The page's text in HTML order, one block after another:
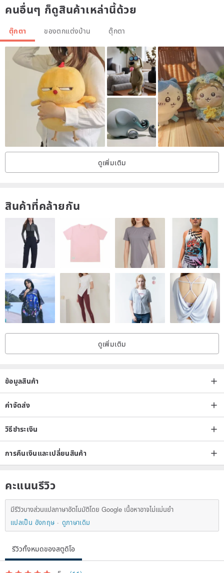
en.pinkoi.com/store/shopfashiondoll...
คนอื่นๆ ก็ดูสินค้าเหล่านี้ด้วย
ตุ๊กตา ของตกแต่งบ้าน ตุ๊กตา
ดูเพิ่มเติม
สินค้าที่คล้ายกัน
ดูเพิ่มเติม
ข้อมูลสินค้า
ค่าจัดส่ง
วิธีชำระเงิน
การคืนเงินและเปลี่ยนสินค้า
คะแนนรีวิว
มีรีวิวบางส่วนแปลภาษาอัตโนมัติโดย Google เนื้อหาอาจไม่แม่นยำ
แปลเป็น อังกฤษ
ดูภาษาเดิม
รีวิวทั้งหมดของสตูดิโอ